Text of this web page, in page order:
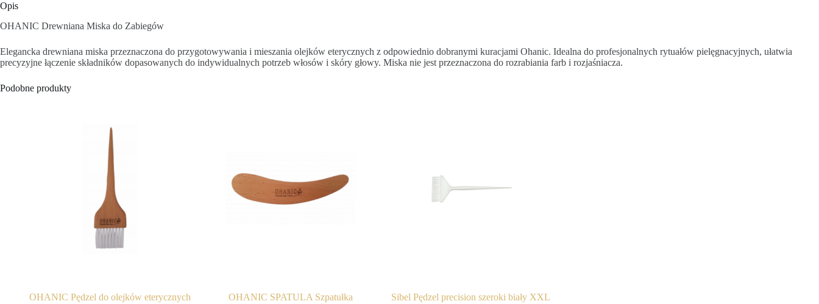
Opis
OHANIC Drewniana Miska do Zabiegów
Elegancka drewniana miska przeznaczona do przygotowywania i mieszania olejków eterycznych z odpowiednio dobranymi kuracjami Ohanic. Idealna do profesjonalnych rytuałów pielęgnacyjnych, ułatwia
precyzyjne łączenie składników dopasowanych do indywidualnych potrzeb włosów i skóry głowy. Miska nie jest przeznaczona do rozrabiania farb i rozjaśniacza.
Podobne produkty
OHANIC Pędzel do olejków eterycznych OHANIC SPATULA Szpatułka Sibel Pędzel precision szeroki biały XXL